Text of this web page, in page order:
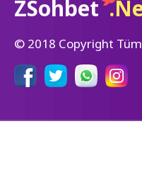
ZSohbet
© 2018 Copyright Tüm